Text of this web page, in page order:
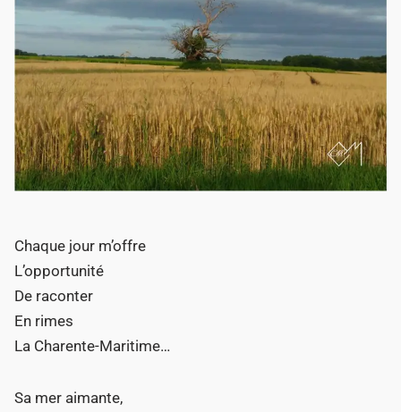
Chaque jour m’offre
L’opportunité
De raconter
En rimes
La Charente-Maritime…
Sa mer aimante,